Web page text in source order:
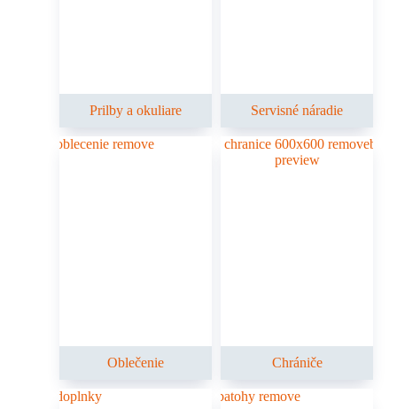
Prilby a okuliare Servisné náradie
Oblečenie Chrániče